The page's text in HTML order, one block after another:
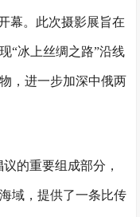
幕。此次摄影展旨在
“冰上丝绸之路”沿线
，进一步加深中俄两
的重要组成部分，
域，提供了一条比传